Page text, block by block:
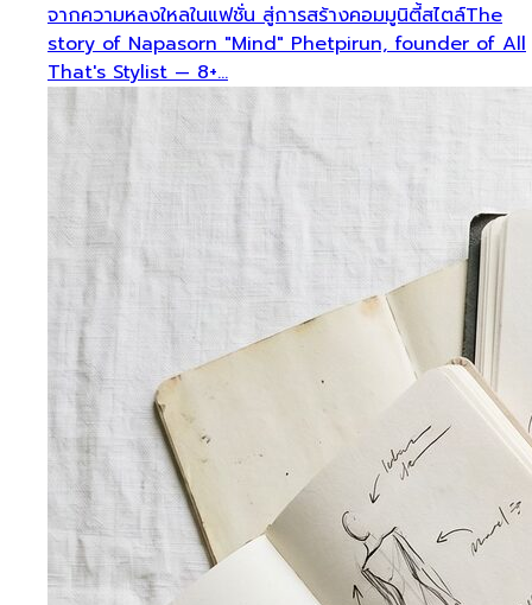
จากความหลงใหลในแฟชั่น สู่การสร้างคอมมูนิตี้สไตล์The
story of Napasorn "Mind" Phetpirun, founder of All
That's Stylist — 8+…